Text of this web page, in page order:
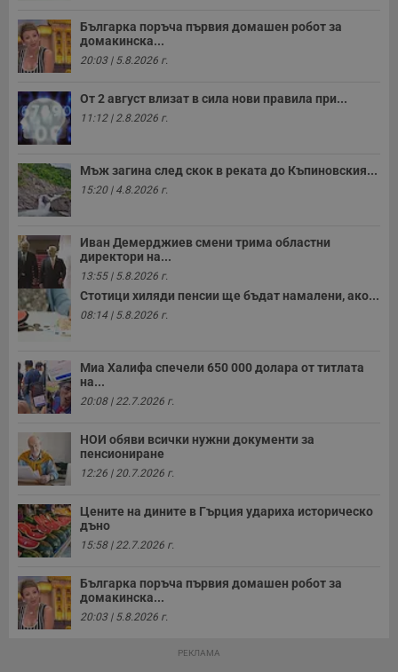
Българка поръча първия домашен робот за
домакинска...
20:03 | 5.8.2026 г.
От 2 август влизат в сила нови правила при...
11:12 | 2.8.2026 г.
Мъж загина след скок в реката до Къпиновския...
15:20 | 4.8.2026 г.
Иван Демерджиев смени трима областни
директори на...
13:55 | 5.8.2026 г.
Стотици хиляди пенсии ще бъдат намалени, ако...
08:14 | 5.8.2026 г.
Миа Халифа спечели 650 000 долара от титлата
на...
20:08 | 22.7.2026 г.
НОИ обяви всички нужни документи за
пенсиониране
12:26 | 20.7.2026 г.
Цените на дините в Гърция удариха историческо
дъно
15:58 | 22.7.2026 г.
Българка поръча първия домашен робот за
домакинска...
20:03 | 5.8.2026 г.
РЕКЛАМА